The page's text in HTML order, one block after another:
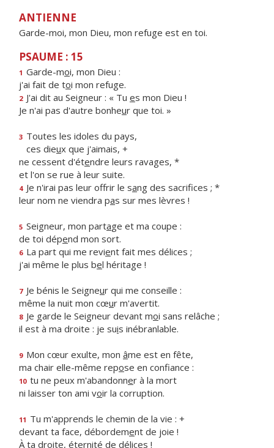
ANTIENNE
Garde-moi, mon Dieu, mon refuge est en toi.
PSAUME : 15
1 Garde-moi, mon Dieu :
j'ai fait de toi mon refuge.
2 J'ai dit au Seigneur : « Tu es mon Dieu !
Je n'ai pas d'autre bonheur que toi. »
3 Toutes les idoles du pays,
ces dieux que j'aimais, +
ne cessent d'étendre leurs ravages, *
et l'on se rue à leur suite.
4 Je n'irai pas leur offrir le sang des sacrifices ; *
leur nom ne viendra pas sur mes lèvres !
5 Seigneur, mon partage et ma coupe :
de toi dépend mon sort.
6 La part qui me revient fait mes délices ;
j'ai même le plus bel héritage !
7 Je bénis le Seigneur qui me conseille :
même la nuit mon cœur m'avertit.
8 Je garde le Seigneur devant moi sans relâche ;
il est à ma droite : je suis inébranlable.
9 Mon cœur exulte, mon âme est en fête,
ma chair elle-même repose en confiance :
10 tu ne peux m'abandonner à la mort
ni laisser ton ami voir la corruption.
11 Tu m'apprends le chemin de la vie : +
devant ta face, débordement de joie !
À ta droite, éternité de délices !